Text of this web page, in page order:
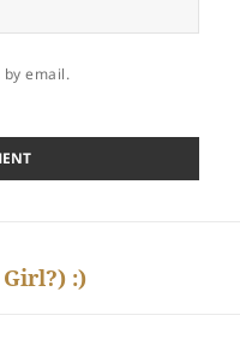
email.
Girl?) :)